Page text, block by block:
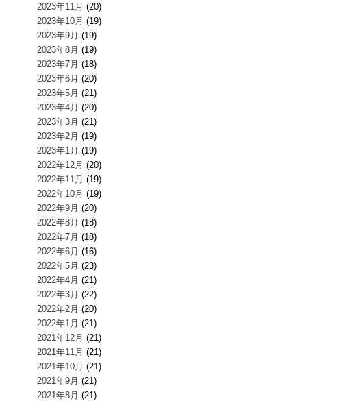
2023年11月 (20)
2023年10月 (19)
2023年9月 (19)
2023年8月 (19)
2023年7月 (18)
2023年6月 (20)
2023年5月 (21)
2023年4月 (20)
2023年3月 (21)
2023年2月 (19)
2023年1月 (19)
2022年12月 (20)
2022年11月 (19)
2022年10月 (19)
2022年9月 (20)
2022年8月 (18)
2022年7月 (18)
2022年6月 (16)
2022年5月 (23)
2022年4月 (21)
2022年3月 (22)
2022年2月 (20)
2022年1月 (21)
2021年12月 (21)
2021年11月 (21)
2021年10月 (21)
2021年9月 (21)
2021年8月 (21)